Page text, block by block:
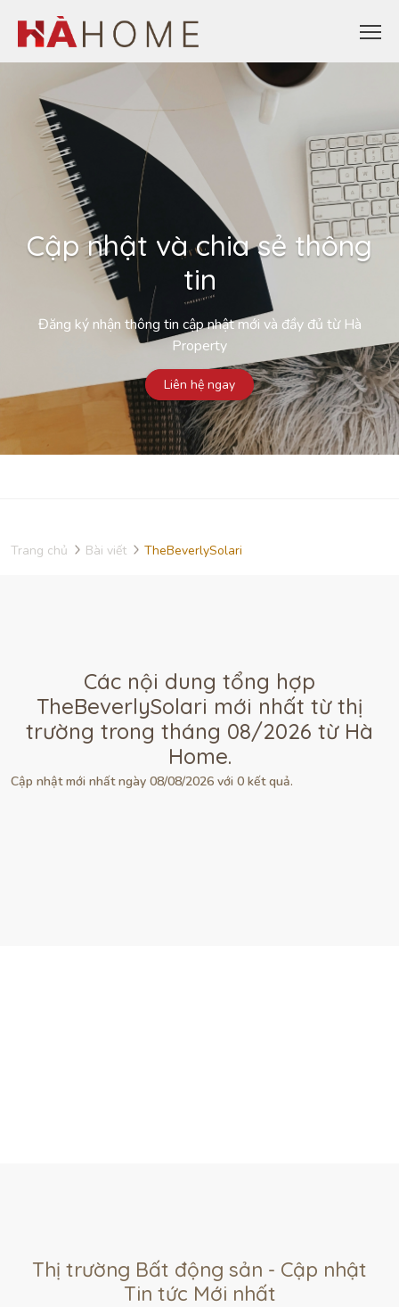
Cập nhật và chia sẻ thông
tin
Đăng ký nhận thông tin cập nhật mới và đầy đủ từ Hà
Property
Liên hệ ngay
Trang chủ Bài viết TheBeverlySolari
Các nội dung tổng hợp
TheBeverlySolari mới nhất từ thị
trường trong tháng 08/2026 từ Hà
Home.
Cập nhật mới nhất ngày 08/08/2026 với 0 kết quả.
Thị trường Bất động sản - Cập nhật
Tin tức Mới nhất